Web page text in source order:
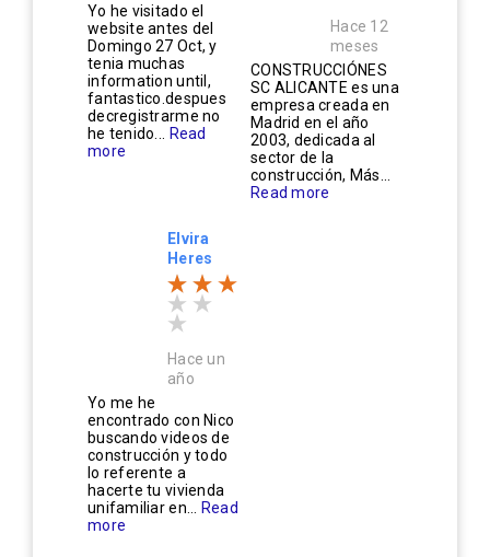
Yo he visitado el
website antes del
Domingo 27 Oct, y
tenia muchas
information until,
fantastico.despues
decregistrarme no
he tenido...
Read
more
Hace 12
meses
CONSTRUCCIÓNES
SC ALICANTE es una
empresa creada en
Madrid en el año
2003, dedicada al
sector de la
construcción, Más...
Read more
Elvira
Heres
Hace un
año
Yo me he
encontrado con Nico
buscando videos de
construcción y todo
lo referente a
hacerte tu vivienda
unifamiliar en...
Read
more